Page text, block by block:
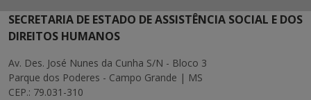
SECRETARIA DE ESTADO DE ASSISTÊNCIA SOCIAL E DOS
DIREITOS HUMANOS
Av. Des. José Nunes da Cunha S/N - Bloco 3
Parque dos Poderes - Campo Grande | MS
CEP.: 79.031-310